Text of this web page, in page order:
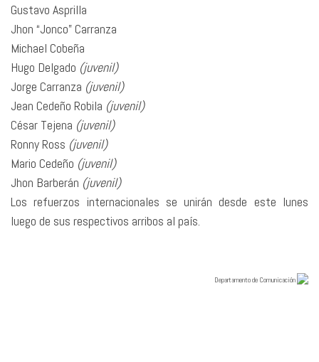
Gustavo Asprilla
Jhon “Jonco” Carranza
Michael Cobeña
Hugo Delgado (juvenil)
Jorge Carranza (juvenil)
Jean Cedeño Robila (juvenil)
César Tejena (juvenil)
Ronny Ross (juvenil)
Mario Cedeño (juvenil)
Jhon Barberán (juvenil)
Los refuerzos internacionales se unirán desde este lunes
luego de sus respectivos arribos al país.
Departamento de Comunicación